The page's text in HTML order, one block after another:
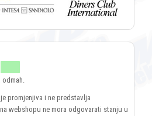
promjenjiva i ne predstavlja
webshopu ne mora odgovarati stanju u